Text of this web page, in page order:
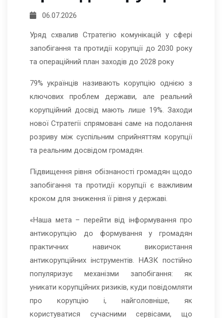
06.07.2026
Уряд схвалив Стратегію комунікацій у сфері
запобігання та протидії корупції до 2030 року
та операційний план заходів до 2028 року
79% українців називають корупцію однією з
ключових проблем держави, але реальний
корупційний досвід мають лише 19%. Заходи
нової Стратегії спрямовані саме на подолання
розриву між суспільним сприйняттям корупції
та реальним досвідом громадян.
Підвищення рівня обізнаності громадян щодо
запобігання та протидії корупції є важливим
кроком для зниження її рівня у державі.
«Наша мета – перейти від інформування про
антикорупцію до формування у громадян
практичних навичок використання
антикорупційних інструментів. НАЗК постійно
популяризує механізми запобігання: як
уникати корупційних ризиків, куди повідомляти
про корупцію і, найголовніше, як
користуватися сучасними сервісами, що